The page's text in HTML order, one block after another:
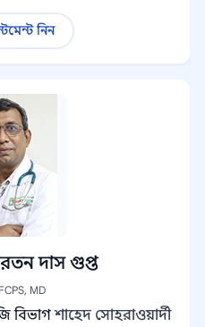
নিন
দাস গুপ্ত
MD
বিভাগ শাহেদ সোহরাওয়ার্দী